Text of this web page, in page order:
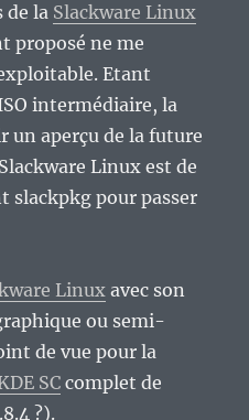
de la Slackware Linux
proposé ne me
Etant
intermédiaire, la
un aperçu de la future
Linux est de
slackpkg pour passer
Linux avec son
ou semi-
de vue pour la
SCcomplet de
?).